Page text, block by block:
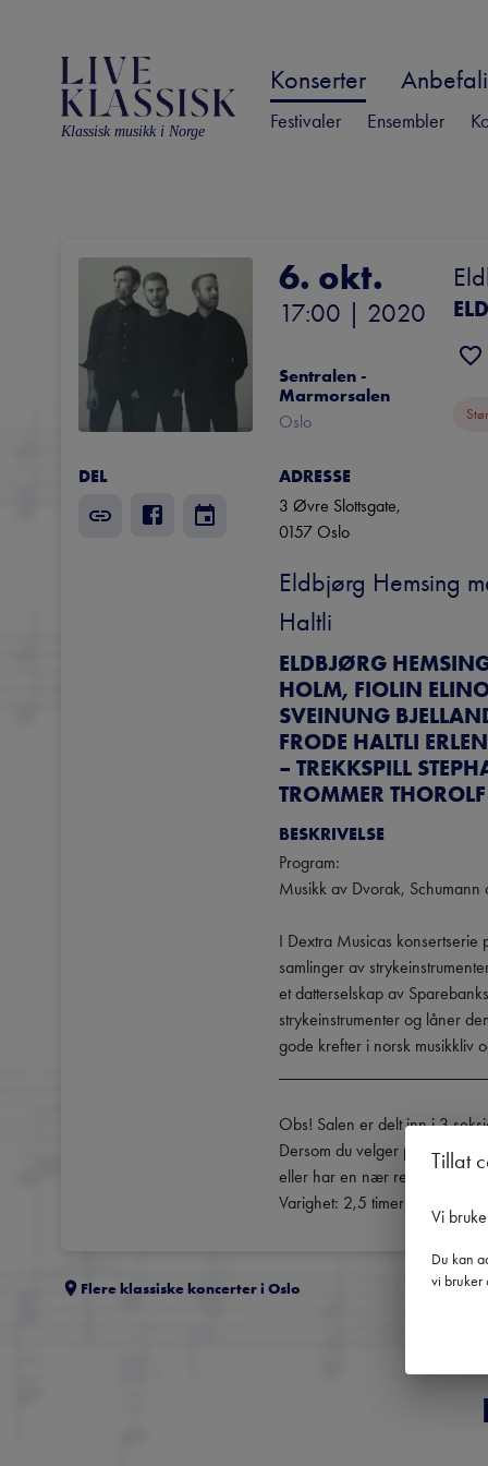
Klassisk musikk i Norge
Konserter
Festivaler Ensembler
6. okt.
17:00 | 2020
Sentralen -
Marmorsalen
Oslo
DEL
ADRESSE
3 Øvre Slottsgate,
0157 Oslo
Eldbjørg Hemsing
Haltli
ELDBJØRG
HOLM, FIOLIN
SVEINUNG
FRODE HALTLI
– TREKKSPILL
TROMMER
BESKRIVELSE
Program:
Musikk av Dvorak,
I Dextra Musicas konsertserie
samlinger av
et datterselskap av
strykeinstrumenter og låner
gode krefter i norsk musikkliv
Obs! Salen er delt inn i 3
Dersom du velger par/tre-
eller har en nær relasjon som
Varighet: 2,5 timer
Flere klassiske koncerter i Oslo
Tillat
Vi
Du kan
vi bruker